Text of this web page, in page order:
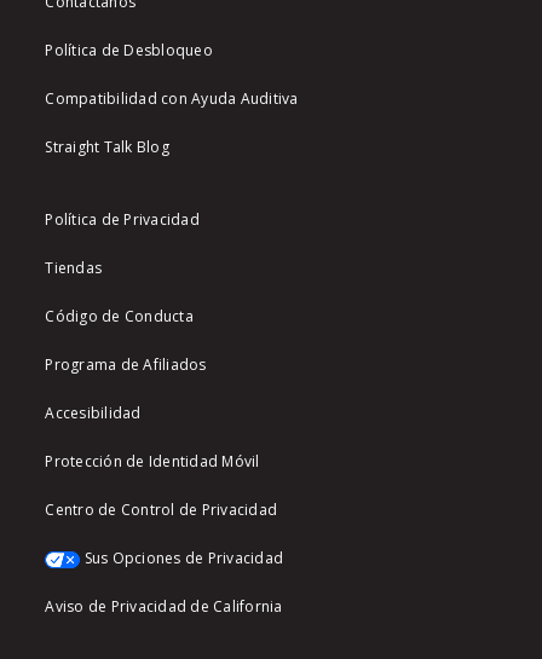
Política de Desbloqueo
Compatibilidad con Ayuda Auditiva
Straight Talk Blog
Política de Privacidad
Tiendas
Código de Conducta
Programa de Afiliados
Accesibilidad
Protección de Identidad Móvil
Centro de Control de Privacidad
Sus Opciones de Privacidad
Aviso de Privacidad de California